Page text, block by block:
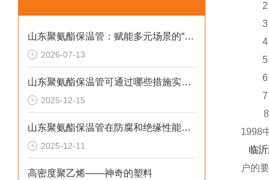
山东聚氨酯保温管：赋能多元场景的“隐形守护者”
2026-07-13
山东聚氨酯保温管可通过哪些措施实现快速施工
2025-12-15
山东聚氨酯保温管在防腐和绝缘性能方面表现优异
2025-12-11
高密度聚乙烯——神奇的塑料
2、
3、
4、
5、
6、
7、
8、
1998
临
户的